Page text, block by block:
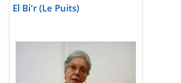
El Bi'r (Le Puits)